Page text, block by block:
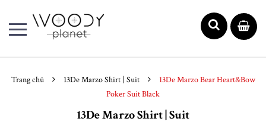
Trang chủ 13De Marzo Shirt | Suit
13De Marzo Bear Heart&Bow
Poker Suit Black
13De Marzo Shirt | Suit